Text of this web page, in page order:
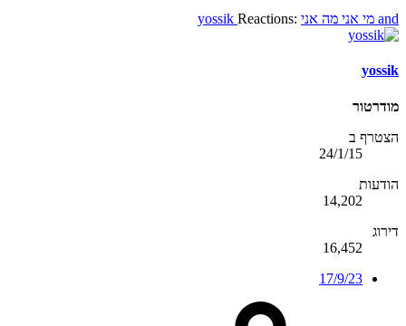
Reactions: מי אני מה אני and
yossik
yossik
מודרטור
הצטרף ב
24/1/15
הודעות
14,202
דירוג
16,452
17/9/23